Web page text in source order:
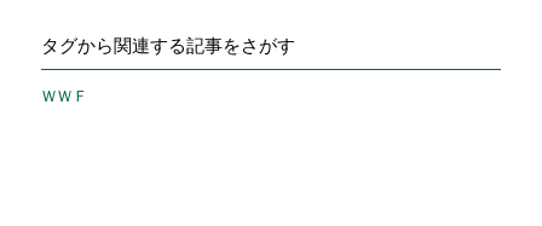
タグから関連する記事をさがす
ＷＷＦ